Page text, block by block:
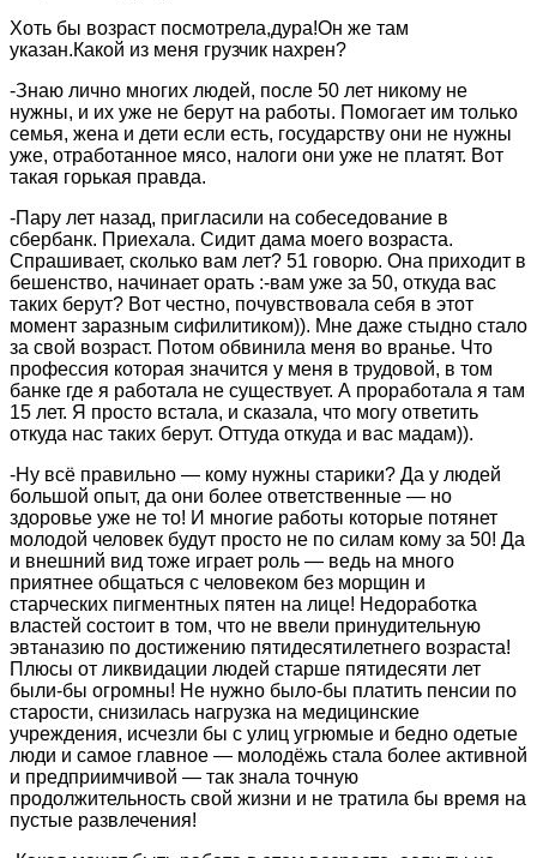
Хоть бы возраст посмотрела,дура!Он же там
указан.Какой из меня грузчик нахрен?
-Знаю лично многих людей, после 50 лет никому не
нужны, и их уже не берут на работы. Помогает им только
семья, жена и дети если есть, государству они не нужны
уже, отработанное мясо, налоги они уже не платят. Вот
такая горькая правда.
-Пару лет назад, пригласили на собеседование в
сбербанк. Приехала. Сидит дама моего возраста.
Спрашивает, сколько вам лет? 51 говорю. Она приходит в
бешенство, начинает орать :-вам уже за 50, откуда вас
таких берут? Вот честно, почувствовала себя в этот
момент заразным сифилитиком)). Мне даже стыдно стало
за свой возраст. Потом обвинила меня во вранье. Что
профессия которая значится у меня в трудовой, в том
банке где я работала не существует. А проработала я там
15 лет. Я просто встала, и сказала, что могу ответить
откуда нас таких берут. Оттуда откуда и вас мадам)).
-Ну всё правильно — кому нужны старики? Да у людей
большой опыт, да они более ответственные — но
здоровье уже не то! И многие работы которые потянет
молодой человек будут просто не по силам кому за 50! Да
и внешний вид тоже играет роль — ведь на много
приятнее общаться с человеком без морщин и
старческих пигментных пятен на лице! Недоработка
властей состоит в том, что не ввели принудительную
эвтаназию по достижению пятидесятилетнего возраста!
Плюсы от ликвидации людей старше пятидесяти лет
были-бы огромны! Не нужно было-бы платить пенсии по
старости, снизилась нагрузка на медицинские
учреждения, исчезли бы с улиц угрюмые и бедно одетые
люди и самое главное — молодёжь стала более активной
и предприимчивой — так знала точную
продолжительность свой жизни и не тратила бы время на
пустые развлечения!